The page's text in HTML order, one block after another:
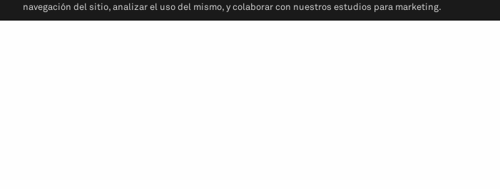
navegación del sitio, analizar el uso del mismo, y colaborar con nuestros estudios para marketing.